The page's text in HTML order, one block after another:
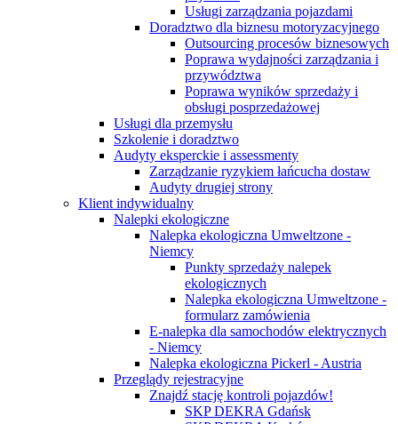
Usługi zarządzania pojazdami
Doradztwo dla biznesu motoryzacyjnego
Outsourcing procesów biznesowych
Poprawa wydajności zarządzania i
przywództwa
Poprawa wyników sprzedaży i
obsługi posprzedażowej
Usługi dla przemysłu
Szkolenie i doradztwo
Audyty eksperckie i assessmenty
Zarządzanie ryzykiem łańcucha dostaw
Audyty drugiej strony
Klient indywidualny
Nalepki ekologiczne
Nalepka ekologiczna Umweltzone -
Niemcy
Punkty sprzedaży nalepek
ekologicznych
Nalepka ekologiczna Umweltzone -
formularz zamówienia
E-nalepka dla samochodów elektrycznych
- Niemcy
Nalepka ekologiczna Pickerl - Austria
Przeglądy rejestracyjne
Znajdź stację kontroli pojazdów!
SKP DEKRA Gdańsk